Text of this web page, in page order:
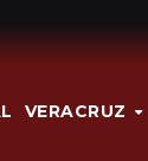
VERACRUZ